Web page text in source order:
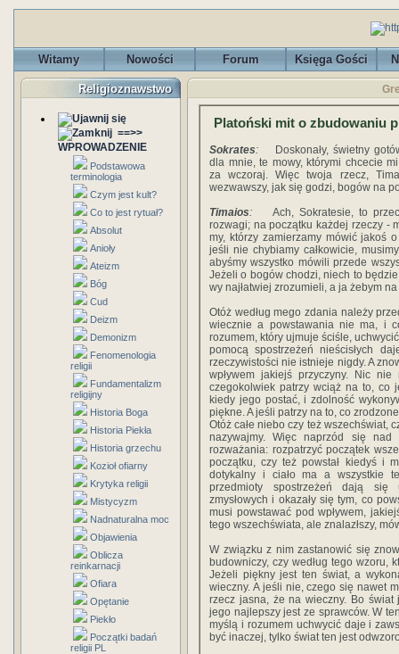
Witamy Nowości Forum Księga Gości
Religioznawstwo
==>>
WPROWADZENIE
Podstawowa
terminologia
Czym jest kult?
Co to jest rytuał?
Absolut
Anioły
Ateizm
Bóg
Cud
Deizm
Demonizm
Fenomenologia
religii
Fundamentalizm
religijny
Historia Boga
Historia Piekła
Historia grzechu
Kozioł ofiarny
Krytyka religii
Mistycyzm
Nadnaturalna moc
Objawienia
Oblicza
reinkarnacji
Ofiara
Opętanie
Piekło
Początki badań
religii PL
Platoński mit o zbudowaniu
Sokrates: Doskonały, świetny
dla mnie, te mowy, którymi chcecie
za wczoraj. Więc twoja rzecz,
wezwawszy, jak się godzi, bogów na
Timaios: Ach, Sokratesie, to
rozwagi; na początku każdej rzeczy -
my, którzy zamierzamy mówić jakoś
jeśli nie chybiamy całkowicie,
abyśmy wszystko mówili przede
Jeżeli o bogów chodzi, niech to
wy najłatwiej zrozumieli, a ja żebym
Otóż według mego zdania należy
wiecznie a powstawania nie ma, i
rozumem, który ujmuje ściśle,
pomocą spostrzeżeń nieścisłych
rzeczywistości nie istnieje nigdy. A
wpływem jakiejś przyczyny. Nic
czegokolwiek patrzy wciąż na to, co
kiedy jego postać, i zdolność
piękne. A jeśli patrzy na to, co
Otóż całe niebo czy też wszechświat,
nazywajmy. Więc naprzód się
rozważania: rozpatrzyć początek
początku, czy też powstał kiedyś i
dotykalny i ciało ma a wszystkie
przedmioty spostrzeżeń dają się
zmysłowych i okazały się tym, co
musi powstawać pod wpływem,
tego wszechświata, ale znalazłszy,
W związku z nim zastanowić się
budowniczy, czy według tego wzoru,
Jeżeli piękny jest ten świat, a
wieczny. A jeśli nie, czego się nawet
rzecz jasna, że na wieczny. Bo
jego najlepszy jest ze sprawców. W
myślą i rozumem uchwycić daje i
być inaczej, tylko świat ten jest